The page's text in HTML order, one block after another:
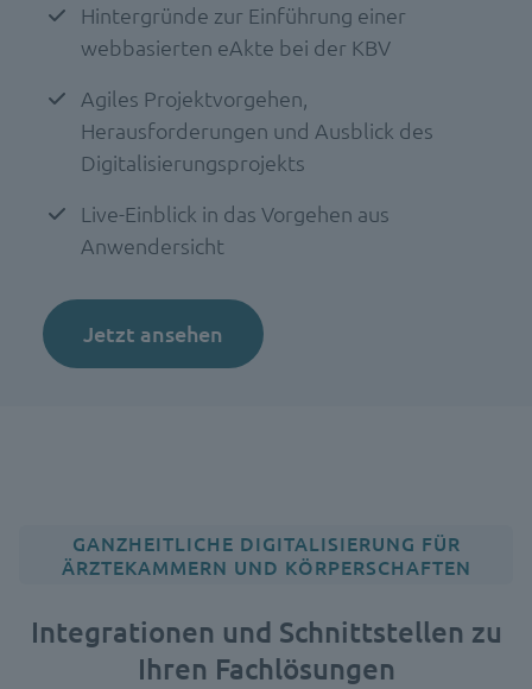
Hintergründe zur Einführung einer
webbasierten eAkte bei der KBV
Agiles Projektvorgehen,
Herausforderungen und Ausblick des
Digitalisierungsprojekts
Live-Einblick in das Vorgehen aus
Anwendersicht
Jetzt ansehen
GANZHEITLICHE DIGITALISIERUNG FÜR
ÄRZTEKAMMERN UND KÖRPERSCHAFTEN
Integrationen und Schnittstellen zu
Ihren Fachlösungen